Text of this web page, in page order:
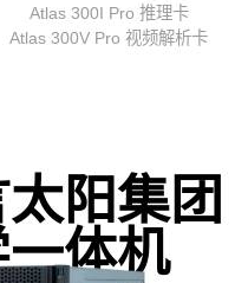
Atlas 300I Pro 推理卡
Atlas 300V Pro 视频解析卡
阳集团
体机